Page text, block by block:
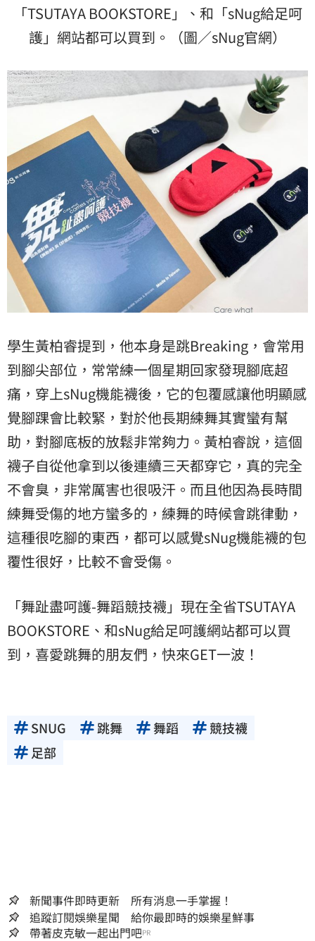
「TSUTAYA BOOKSTORE」、和「sNug給足呵
護」網站都可以買到。（圖／sNug官網）
學生黃柏睿提到，他本身是跳Breaking，會常用
到腳尖部位，常常練一個星期回家發現腳底超
痛，穿上sNug機能襪後，它的包覆感讓他明顯感
覺腳踝會比較緊，對於他長期練舞其實蠻有幫
助，對腳底板的放鬆非常夠力。黃柏睿說，這個
襪子自從他拿到以後連續三天都穿它，真的完全
不會臭，非常厲害也很吸汗。而且他因為長時間
練舞受傷的地方蠻多的，練舞的時候會跳律動，
這種很吃腳的東西，都可以感覺sNug機能襪的包
覆性很好，比較不會受傷。
「舞趾盡呵護-舞蹈競技襪」現在全省TSUTAYA
BOOKSTORE、和sNug給足呵護網站都可以買
到，喜愛跳舞的朋友們，快來GET一波！
SNUG 跳舞 舞蹈
競技襪
足部
新聞事件即時更新 所有消息一手掌握！
追蹤訂閱娛樂星聞 給你最即時的娛樂星鮮事
帶著皮克敏一起出門吧PR